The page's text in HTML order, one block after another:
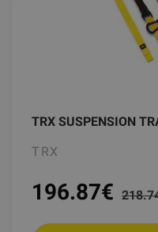
TRX SUSPENSION
TRX
196.87€